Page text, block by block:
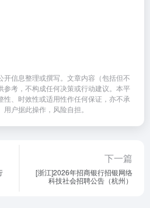
信息整理或撰写。文章内容（包括但不
参考，不构成任何决策或行动建议。本平
性、时效性或适用性作任何保证，亦不承
户据此操作，风险自担。
下一篇
[浙江]2026年招商银行招银网络
科技社会招聘公告（杭州）